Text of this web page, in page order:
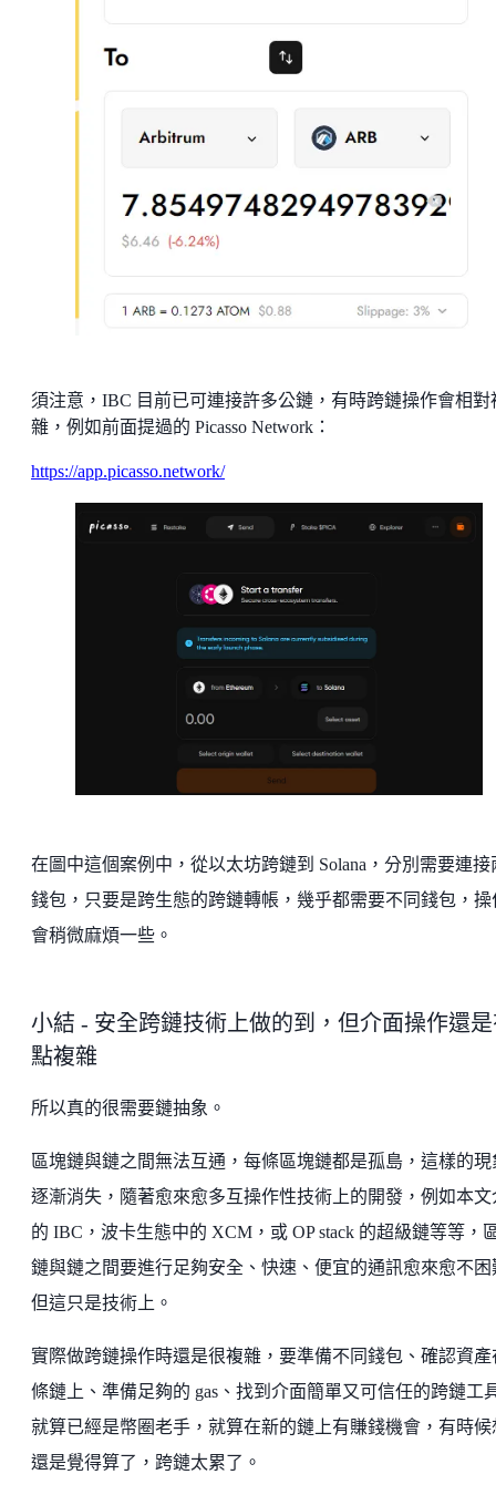
須注意，IBC 目前已可連接許多公鏈，有時跨鏈操作會相對
雜，例如前面提過的 Picasso Network：
https://app.picasso.network/
在圖中這個案例中，從以太坊跨鏈到 Solana，分別需要連接
錢包，只要是跨生態的跨鏈轉帳，幾乎都需要不同錢包，操
會稍微麻煩一些。
小結 - 安全跨鏈技術上做的到，但介面操作還
點複雜
所以真的很需要鏈抽象。
區塊鏈與鏈之間無法互通，每條區塊鏈都是孤島，這樣的現
逐漸消失，隨著愈來愈多互操作性技術上的開發，例如本文
的 IBC，波卡生態中的 XCM，或 OP stack 的超級鏈等等，
鏈與鏈之間要進行足夠安全、快速、便宜的通訊愈來愈不困
但這只是技術上。
實際做跨鏈操作時還是很複雜，要準備不同錢包、確認資產
條鏈上、準備足夠的 gas、找到介面簡單又可信任的跨鏈工
就算已經是幣圈老手，就算在新的鏈上有賺錢機會，有時候
還是覺得算了，跨鏈太累了。